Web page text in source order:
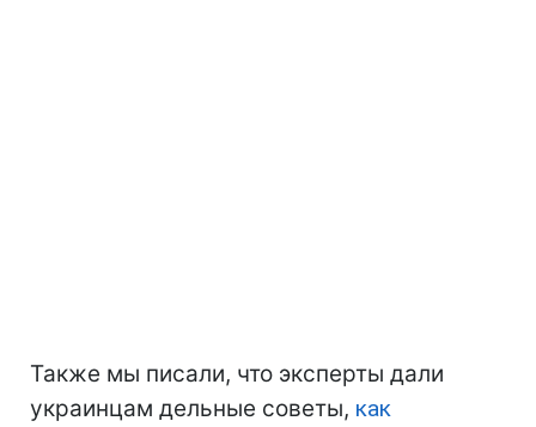
Также мы писали, что эксперты дали
украинцам дельные советы, как